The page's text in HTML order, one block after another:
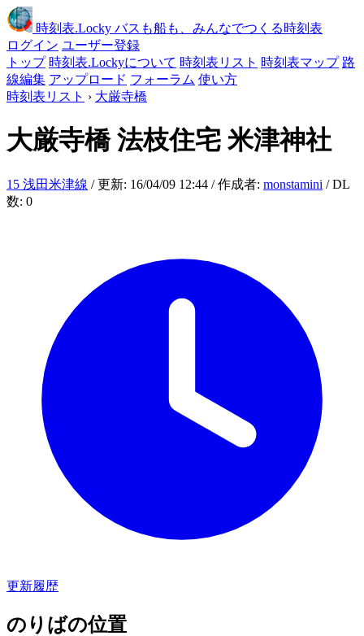
時刻表.Locky バスも船も、みんなでつくる時刻表
ログイン ユーザー登録
トップ 時刻表.Lockyについて 時刻表リスト 時刻表マップ 路
線編集 アップロード フォーラム 使い方
時刻表リスト › 大厳寺橋
大厳寺橋法枝住宅 米津神社
15 浅田米津線 / 更新: 16/04/09 12:44 / 作成者: monstamini / DL
数: 0
更新履歴
のりばの位置